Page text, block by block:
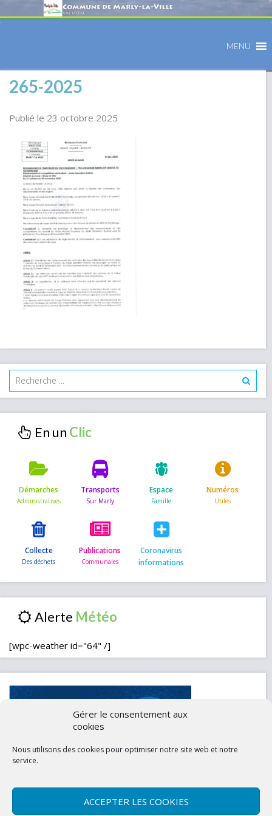
Gérer le consentement aux
cookies
Nous utilisons des cookies pour optimiser notre site web et notre
service.
ACCEPTER LES COOKIES
MENU
265-2025
Publié le 23 octobre 2025
En un
Démarches Transports Espace Numéros
Collecte Publications
Coronavirus
informations
Alerte
[wpc-weather id="64" /]